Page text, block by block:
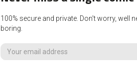
100% secure and private. Don't worry, well
boring.